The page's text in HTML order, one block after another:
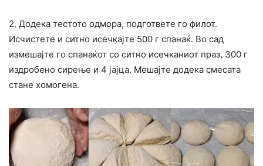
2. Додека тестото одмора, подгответе го филот.
Исчистете и ситно исечкајте 500 г спанаќ. Во сад
измешајте го спанаќот со ситно исечканиот праз, 300 г
издробено сирење и 4 јајца. Мешајте додека смесата
стане хомогена.